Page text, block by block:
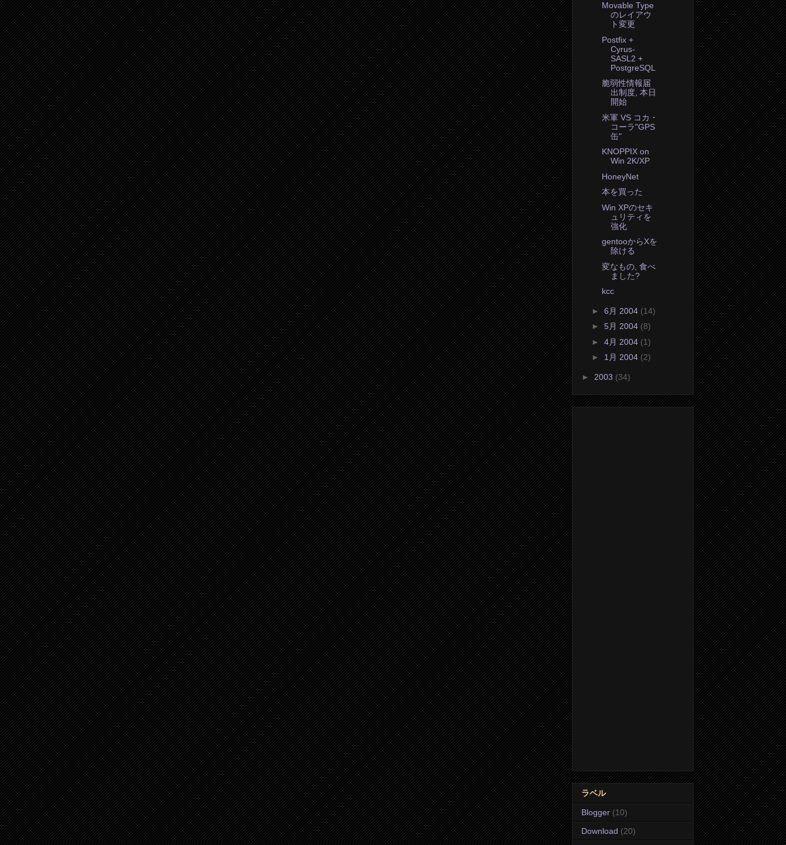
Movable Type
のレイアウ
ト変更
Postfix +
Cyrus-
SASL2 +
PostgreSQL
脆弱性情報届
出制度, 本日
開始
米軍 VS コカ・
コーラ"GPS
缶"
KNOPPIX on
Win 2K/XP
HoneyNet
本を買った
Win XPのセキ
ュリティを
強化
gentooからXを
除ける
変なもの, 食べ
ました?
kcc
► 6月 2004 (14)
► 5月 2004 (8)
► 4月 2004 (1)
► 1月 2004 (2)
► 2003 (34)
ラベル
Blogger (10)
Download (20)